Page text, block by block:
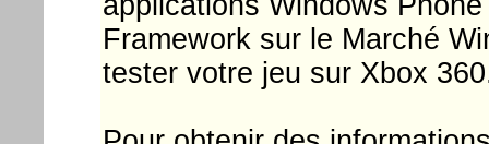
Framework sur le Marché
tester votre jeu sur Xbox